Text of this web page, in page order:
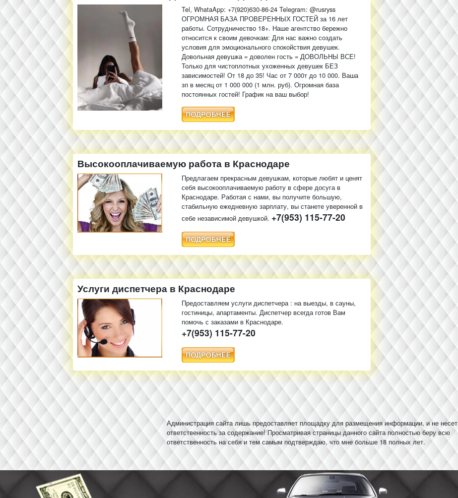
Tel, WhataApp: +7(920)630-86-24 Telegram: @rusryss
ОГРОМНАЯ БАЗА ПРОВЕРЕННЫХ ГОСТЕЙ за 16 лет
работы. Сотрудничество 18+. Наше агентство бережно
относится к своим девочкам: Для нас важно создать
условия для эмоционального спокойствия девушек.
Довольная девушка = доволен гость = ДОВОЛЬНЫ ВСЕ!
Только для чистоплотных ухоженных девушек БЕЗ
зависимостей! От 18 до 35! Час от 7 000т до 10 000. Ваша
зп в месяц от 1 000 000 (1 млн. руб). Огромная база
постоянных гостей! График на ваш выбор!
Высокооплачиваемую работа в Краснодаре
Предлагаем прекрасным девушкам, которые любят и ценят
себя высокооплачиваемую работу в сфере досуга в
Краснодаре. Работая с нами, вы получите большую,
стабильную ежедневную зарплату, вы станете уверенной в
себе независимой девушкой. +7(953) 115-77-20
Услуги диспетчера в Краснодаре
Предоставляем услуги диспетчера : на выезды, в сауны,
гостиницы, апартаменты. Диспетчер всегда готов Вам
помочь с заказами в Краснодаре.
+7(953) 115-77-20
Администрация сайта лишь предоставляет площадку для размещения информации, и не несет
ответственность за содержание! Просматривая страницы данного сайта полностью беру всю
ответственность на себя и тем самым подтверждаю, что мне больше 18 полных лет.